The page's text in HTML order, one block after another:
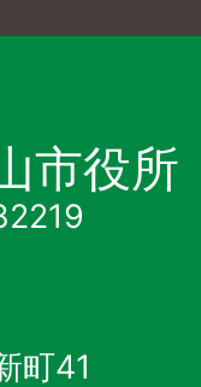
市役所
町41